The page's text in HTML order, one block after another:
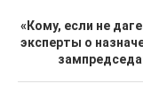
«Кому, если не
эксперты о